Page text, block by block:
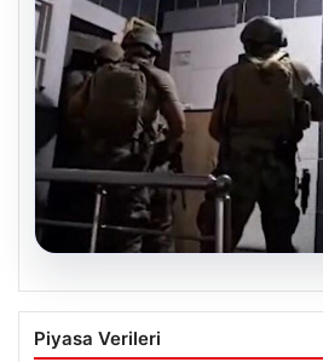
İntihar Eden Kişinin
Çıkan İsimler ile
Piyasa Verileri